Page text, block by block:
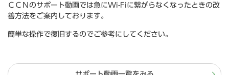
ＣＣＮのサポート動画では急にWi-Fiに繋がらなくなったときの改
善方法をご案内しております。
簡単な操作で復旧するのでご参考にしてください。